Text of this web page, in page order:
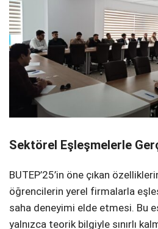
Sektörel Eşleşmelerle
BUTEP’25’in öne çıkan
öğrencilerin yerel firmalarla
saha deneyimi elde etmesi. Bu
yalnızca teorik bilgiyle sınırlı